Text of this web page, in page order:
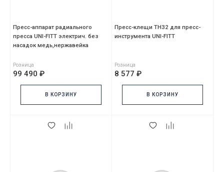
Пресс-аппарат радиального
пресса UNI-FITT электрич. без
насадок медь,нержавейка
Розница
99 490 ₽
В КОРЗИНУ
Пресс-клещи TH32 для пресс-
инструмента UNI-FITT
Розница
8 577 ₽
В КОРЗИНУ